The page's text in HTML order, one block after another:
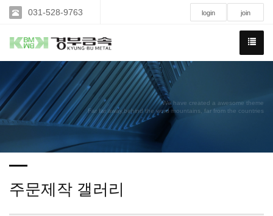
031-528-9763 login join
We have created a awesome theme
Far far away,behind the word mountains, far from the countries
주문제작 갤러리